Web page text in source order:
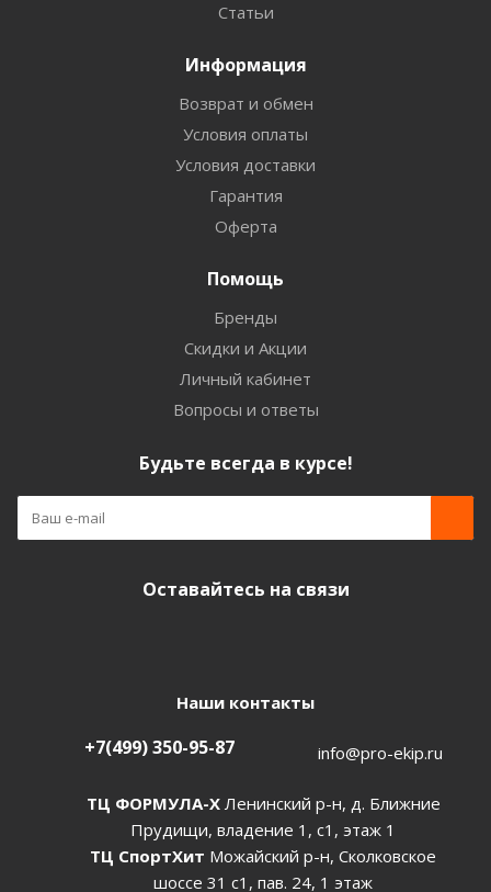
Статьи
Информация
Возврат и обмен
Условия оплаты
Условия доставки
Гарантия
Оферта
Помощь
Бренды
Скидки и Акции
Личный кабинет
Вопросы и ответы
Будьте всегда в курсе!
Оставайтесь на связи
Наши контакты
+7(499) 350-95-87 info@pro-ekip.ru
ТЦ ФОРМУЛА-ХЛенинский р-н, д. Ближние
Прудищи, владение 1, с1, этаж 1
ТЦ СпортХит Можайский р-н, Сколковское
шоссе 31 с1, пав. 24, 1 этаж